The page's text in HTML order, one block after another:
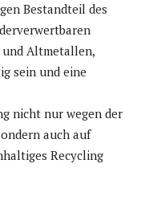
Bestandteil des
Altmetallen,
sein und eine
nicht nur wegen der
auch auf
Recycling